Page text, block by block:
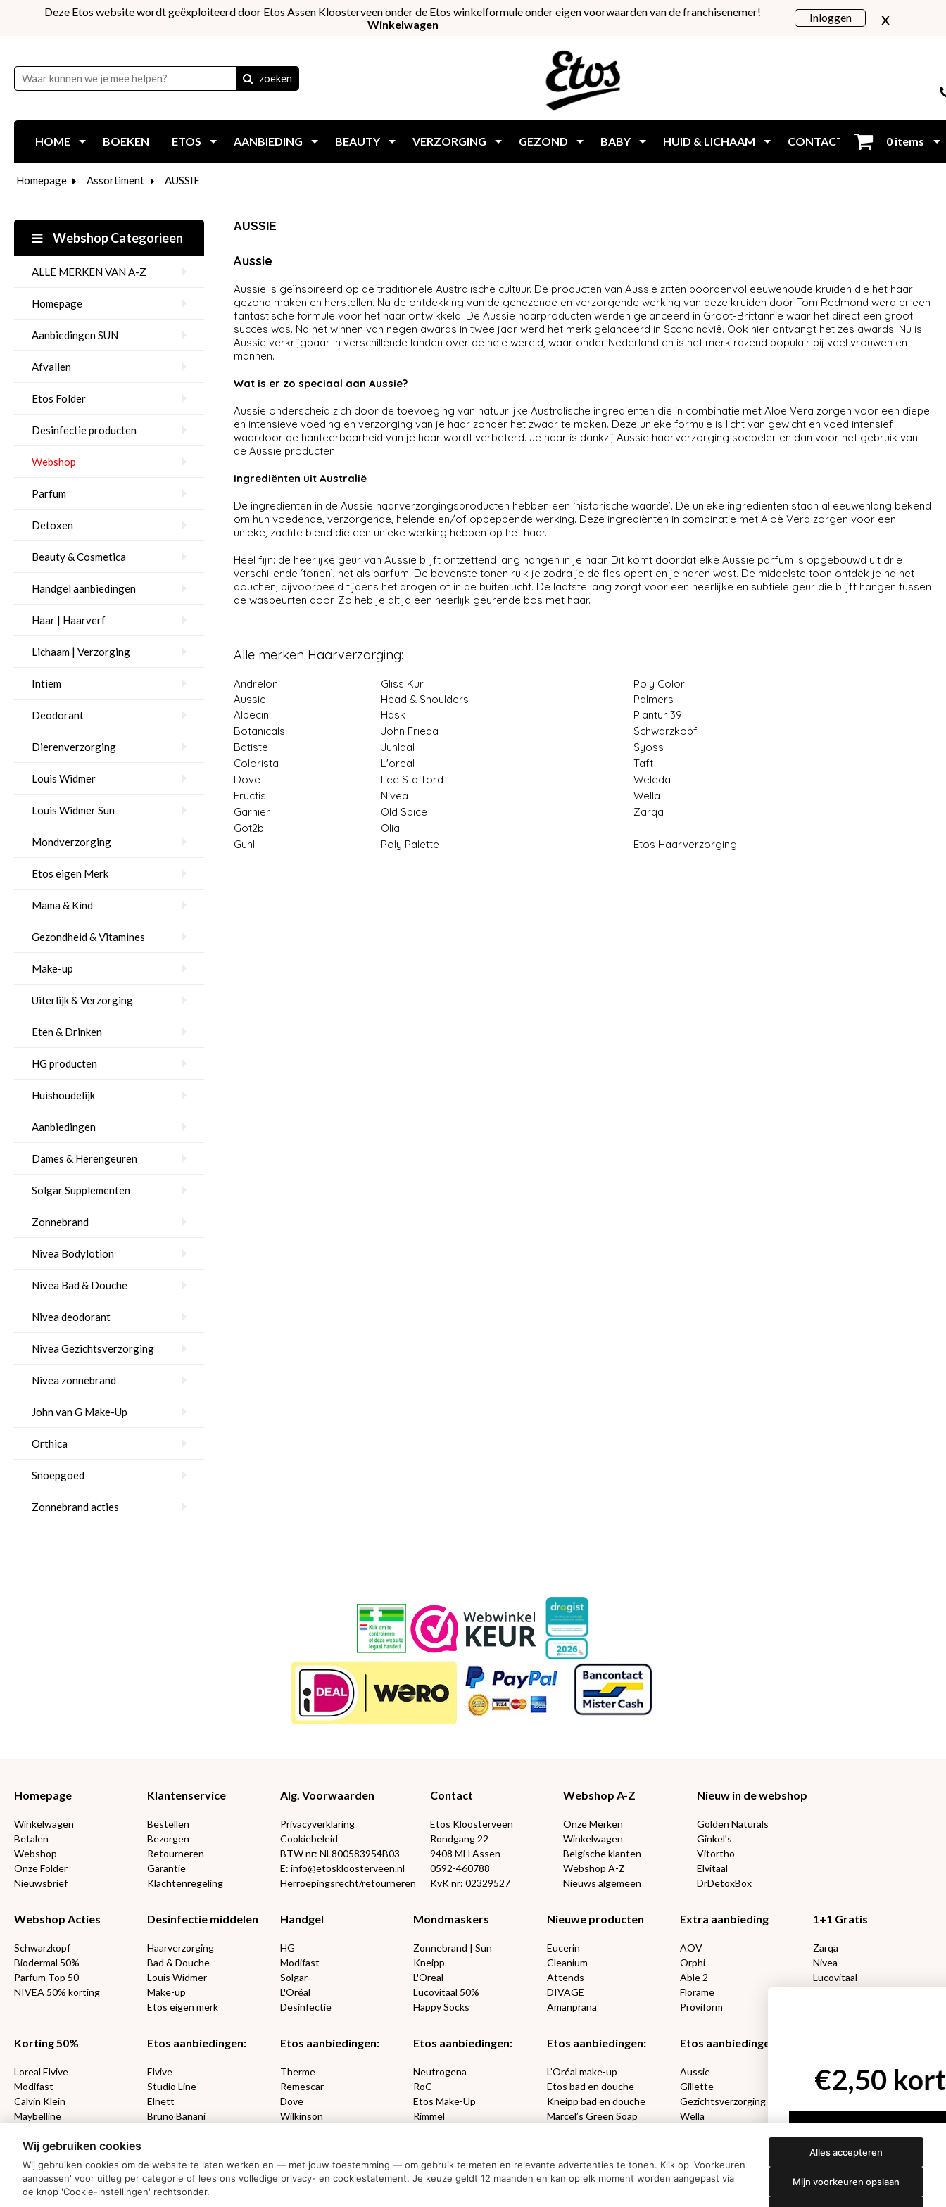
Deze Etos website wordt geëxploiteerd door Etos Assen Kloosterveen onder de Etos winkelformule onder eigen voorwaarden van de franchisenemer!
Winkelwagen
Inloggen x
zoeken
HOME BOEKEN ETOS AANBIEDING BEAUTY VERZORGING GEZOND BABY HUID & LICHAAM CONTACT Inloggen
0 items
Homepage Assortiment AUSSIE
Webshop Categorieen
ALLE MERKEN VAN A-Z
Homepage
Aanbiedingen SUN
Afvallen
Etos Folder
Desinfectie producten
Webshop
Parfum
Detoxen
Beauty & Cosmetica
Handgel aanbiedingen
Haar | Haarverf
Lichaam | Verzorging
Intiem
Deodorant
Dierenverzorging
Louis Widmer
Louis Widmer Sun
Mondverzorging
Etos eigen Merk
Mama & Kind
Gezondheid & Vitamines
Make-up
Uiterlijk & Verzorging
Eten & Drinken
HG producten
Huishoudelijk
Aanbiedingen
Dames & Herengeuren
Solgar Supplementen
Zonnebrand
Nivea Bodylotion
Nivea Bad & Douche
Nivea deodorant
Nivea Gezichtsverzorging
Nivea zonnebrand
John van G Make-Up
Orthica
Snoepgoed
Zonnebrand acties
AUSSIE
Aussie
Aussie is geïnspireerd op de traditionele Australische cultuur. De producten van Aussie zitten boordenvol eeuwenoude kruiden die het haar
gezond maken en herstellen. Na de ontdekking van de genezende en verzorgende werking van deze kruiden door Tom Redmond werd er een
fantastische formule voor het haar ontwikkeld. De Aussie haarproducten werden gelanceerd in Groot-Brittannië waar het direct een groot
succes was. Na het winnen van negen awards in twee jaar werd het merk gelanceerd in Scandinavië. Ook hier ontvangt het zes awards. Nu is
Aussie verkrijgbaar in verschillende landen over de hele wereld, waar onder Nederland en is het merk razend populair bij veel vrouwen en
mannen.
Wat is er zo speciaal aan Aussie?
Aussie onderscheid zich door de toevoeging van natuurlijke Australische ingrediënten die in combinatie met Aloë Vera zorgen voor een diepe
en intensieve voeding en verzorging van je haar zonder het zwaar te maken. Deze unieke formule is licht van gewicht en voed intensief
waardoor de hanteerbaarheid van je haar wordt verbeterd. Je haar is dankzij Aussie haarverzorging soepeler en dan voor het gebruik van
de Aussie producten.
Ingrediënten uit Australië
De ingrediënten in de Aussie haarverzorgingsproducten hebben een ‘historische waarde’. De unieke ingrediënten staan al eeuwenlang bekend
om hun voedende, verzorgende, helende en/of oppeppende werking. Deze ingrediënten in combinatie met Aloë Vera zorgen voor een
unieke, zachte blend die een unieke werking hebben op het haar.
Heel fijn: de heerlijke geur van Aussie blijft ontzettend lang hangen in je haar. Dit komt doordat elke Aussie parfum is opgebouwd uit drie
verschillende ‘tonen’, net als parfum. De bovenste tonen ruik je zodra je de fles opent en je haren wast. De middelste toon ontdek je na het
douchen, bijvoorbeeld tijdens het drogen of in de buitenlucht. De laatste laag zorgt voor een heerlijke en subtiele geur die blijft hangen tussen
de wasbeurten door. Zo heb je altijd een heerlijk geurende bos met haar.
Alle merken Haarverzorging:
Andrelon Gliss Kur
Poly Color
Aussie
Head & Shoulders
Palmers
Alpecin
Hask
Plantur 39
Botanicals
John Frieda
Schwarzkopf
Batiste
Juhldal
Syoss
Colorista
L'oreal
Taft
Dove
Lee Stafford
Weleda
Fructis
Nivea
Wella
Garnier
Old Spice
Zarqa
Got2b
Olia
Guhl
Poly Palette Etos Haarverzorging
Homepage
Winkelwagen
Betalen
Webshop
Onze Folder
Nieuwsbrief
Klantenservice
Bestellen
Bezorgen
Retourneren
Garantie
Klachtenregeling
Alg. Voorwaarden
Privacyverklaring
Cookiebeleid
BTW nr: NL800583954B03
E: info@etoskloosterveen.nl
Herroepingsrecht/retourneren
Contact
Etos Kloosterveen
Rondgang 22
9408 MH Assen
0592-460788
KvK nr: 02329527
Webshop A-Z
Onze Merken
Winkelwagen
Belgische klanten
Webshop A-Z
Nieuws algemeen
Nieuw in de webshop
Golden Naturals
Ginkel's
Vitortho
Elvitaal
DrDetoxBox
Webshop Acties
Schwarzkopf
Biodermal 50%
Parfum Top 50
NIVEA 50% korting
Desinfectie middelen
Haarverzorging
Bad & Douche
Louis Widmer
Make-up
Etos eigen merk
Handgel
HG
Modifast
Solgar
L'Oréal
Desinfectie
Mondmaskers
Zonnebrand | Sun
Kneipp
L'Oreal
Lucovitaal 50%
Happy Socks
Nieuwe producten
Eucerin
Cleanium
Attends
DIVAGE
Amanprana
Extra aanbieding
AOV
Orphi
Able 2
Florame
Proviform
1+1 Gratis
Zarqa
Nivea
Lucovitaal
Korting 50%
Loreal Elvive
Modifast
Calvin Klein
Maybelline
Etos aanbiedingen:
Elvive
Studio Line
Elnett
Bruno Banani
Etos aanbiedingen:
Therme
Remescar
Dove
Wilkinson
Etos aanbiedingen:
Neutrogena
RoC
Etos Make-Up
Rimmel
Etos aanbiedingen:
L’Oréal make-up
Etos bad en douche
Kneipp bad en douche
Marcel’s Green Soap
Etos aanbiedingen:
Aussie
Gillette
Gezichtsverzorging
Wella
Always
Libresse
MONDKAPJES
NIVEA SUN
Wij gebruiken cookies
Wij gebruiken cookies om de website te laten werken en — met jouw toestemming — om gebruik te meten en relevante advertenties te tonen. Klik op 'Voorkeuren
aanpassen' voor uitleg per categorie of lees ons volledige privacy- en cookiestatement. Je keuze geldt 12 maanden en kan op elk moment worden aangepast via
de knop 'Cookie-instellingen' rechtsonder.
Alles accepteren
Mijn voorkeuren opslaan
€2,50 korting?
Nee dankjewel